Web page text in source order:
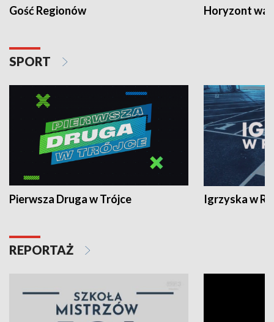
Gość Regionów Horyzont
SPORT
Pierwsza Druga w Trójce Igrzyska w
REPORTAŻ